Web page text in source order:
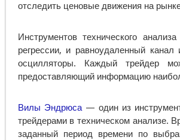
отследить ценовые движения на
Инструментов технического
регрессии, и равноудаленный
осцилляторы. Каждый трейдер
предоставляющий информацию
Вилы Эндрюса— один из
трейдерами в техническом анализе.
заданный период времени по